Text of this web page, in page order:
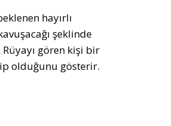
hayırlı
şeklinde
gören kişi bir
olduğunu gösterir.